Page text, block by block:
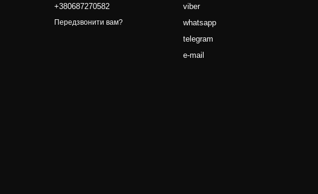
+380687270582
Передзвонити вам?
viber
whatsapp
telegram
e-mail